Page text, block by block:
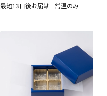
最短13日後お届け 常温のみ